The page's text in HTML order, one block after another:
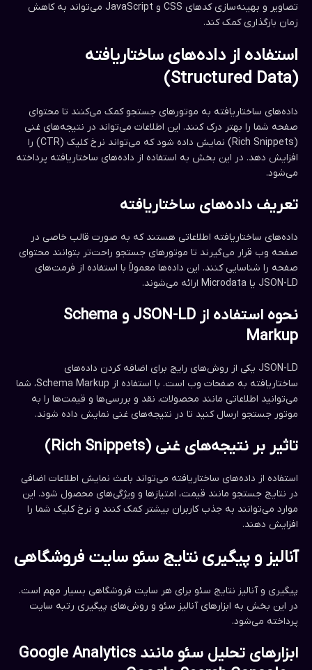
تصاویر و بهینه‌سازی کدهای CSS و JavaScript می‌تواند به کاهش
زمان بارگذاری کمک کند.
استفاده از داده‌های ساختاریافته
(Structured Data)
داده‌های ساختاریافته به موتورهای جستجو کمک می‌کنند تا محتوای
صفحه شما را بهتر درک کنند. این اطلاعات می‌تواند در نتیجه‌های غنی
(Rich Snippets) نمایش داده شود که می‌تواند نرخ کلیک (CTR) را
افزایش دهد. در این بخش به استفاده از داده‌های ساختاریافته پرداخته
می‌شود.
تعریف داده‌های ساختاریافته
داده‌های ساختاریافته اطلاعاتی هستند که به صورت قالب خاصی در
صفحه وب قرار می‌گیرند تا موتورهای جستجو راحت‌تر بتوانند محتوای
صفحه را شناسایی کنند. این داده‌ها معمولاً با استفاده از فرمت‌های
JSON-LD یا Microdata ارائه می‌شوند.
نحوه استفاده از JSON-LD و Schema
Markup
JSON-LD یکی از روش‌های رایج برای اضافه کردن داده‌های
ساختاریافته به صفحات وب است. با استفاده از Schema Markup، شما
می‌توانید اطلاعاتی مانند محصولات، نقد و بررسی‌ها و قیمت‌ها را به
موتور جستجو ارسال کنید تا در نتیجه‌های غنی نمایش داده شوند.
تاثیر بر نتیجه‌های غنی (Rich Snippets)
استفاده از داده‌های ساختاریافته می‌تواند باعث نمایش اطلاعات اضافی
در نتایج جستجو مانند قیمت، امتیازها و ویژگی‌های محصول شود. این
موارد می‌توانند به جذب کاربران بیشتر کمک کنند و نرخ کلیک شما را
افزایش دهند.
آنالیز و پیگیری نتایج سئو سایت فروشگاهی
پیگیری و آنالیز نتایج سئو برای هر سایت فروشگاهی بسیار مهم است.
در این بخش به ابزارهای آنالیز سئو و روش‌های پیگیری رتبه سایت
پرداخته می‌شود.
ابزارهای تحلیل سئو مانند Google Analytics